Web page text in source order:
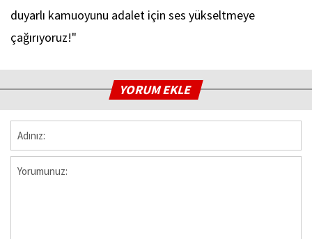
duyarlı kamuoyunu adalet için ses yükseltmeye
çağırıyoruz!"
YORUM EKLE